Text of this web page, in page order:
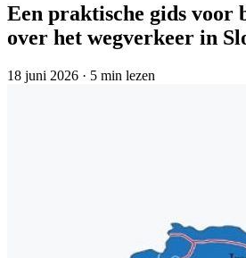
Een praktische gids voor
over het wegverkeer in
18 juni 2026 · 5 min lezen